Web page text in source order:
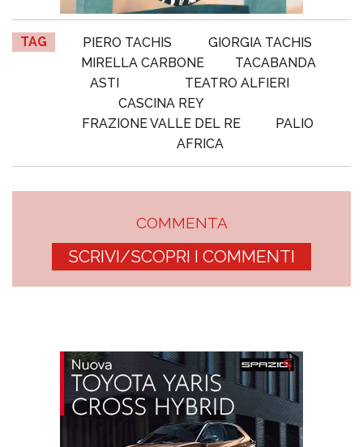
TAG PIERO TACHIS
GIORGIA TACHIS
MIRELLA CARBONE
TACABANDA
ASTI
TEATRO ALFIERI
CASCINA REY
FRAZIONE VALLE DEL RE
PALIO
AFRICA
COMMENTA
SCRIVI/SCOPRI I COMMENTI